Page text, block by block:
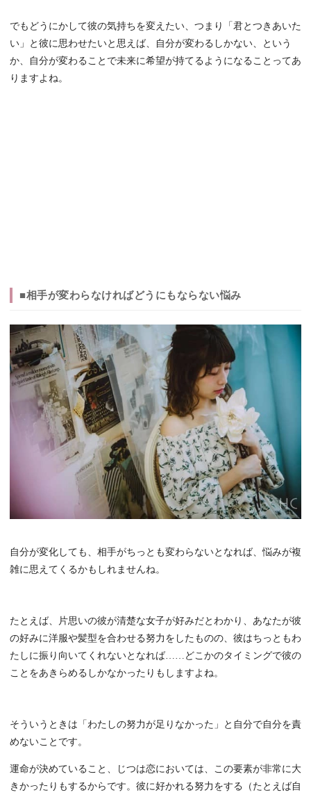
でもどうにかして彼の気持ちを変えたい、つまり「君とつきあいた
い」と彼に思わせたいと思えば、自分が変わるしかない、という
か、自分が変わることで未来に希望が持てるようになることってあ
りますよね。
■相手が変わらなければどうにもならない悩み
自分が変化しても、相手がちっとも変わらないとなれば、悩みが複
雑に思えてくるかもしれませんね。
たとえば、片思いの彼が清楚な女子が好みだとわかり、あなたが彼
の好みに洋服や髪型を合わせる努力をしたものの、彼はちっともわ
たしに振り向いてくれないとなれば……どこかのタイミングで彼の
ことをあきらめるしかなかったりもしますよね。
そういうときは「わたしの努力が足りなかった」と自分で自分を責
めないことです。
運命が決めていること、じつは恋においては、この要素が非常に大
きかったりもするからです。彼に好かれる努力をする（たとえば自